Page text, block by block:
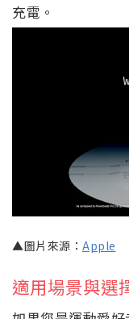
充電。
▲圖片來源： Apple
適用場景與選